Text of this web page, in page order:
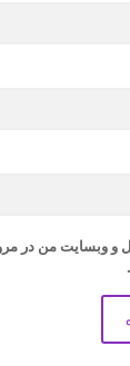
و وبسایت من در